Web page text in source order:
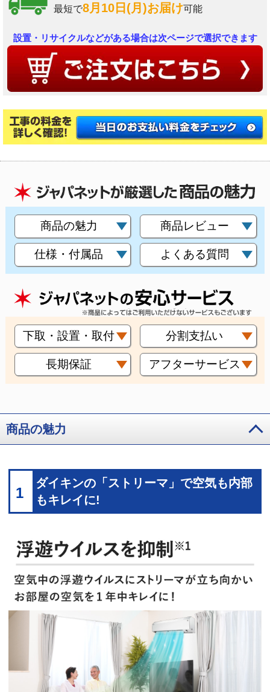
最短で8月10日(月)お届け可能
設置・リサイクルなどがある場合は次ページで選択できます
商品の魅力 商品レビュー
仕様・付属品 よくある質問
下取・設置・取付 分割支払い
長期保証 アフターサービス
商品の魅力
1
ダイキンの「ストリーマ」で空気も内部
もキレイに!